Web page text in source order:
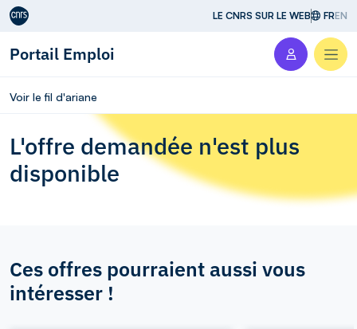
Aller au contenu LE CNRS SUR LE WEB FREN
Portail Emploi
Voir le fil d'ariane
L'offre demandée n'est plus
disponible
Ces offres pourraient aussi vous
intéresser !